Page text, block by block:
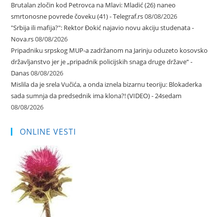
Brutalan zločin kod Petrovca na Mlavi: Mladić (26) naneo
smrtonosne povrede čoveku (41) - Telegraf.rs08/08/2026
"Srbija ili mafija?": Rektor Đokić najavio novu akciju studenata -
Nova.rs08/08/2026
Pripadniku srpskog MUP-a zadržanom na Jarinju oduzeto kosovsko
državljanstvo jer je „pripadnik policijskih snaga druge države“ -
Danas08/08/2026
Mislila da je srela Vučića, a onda iznela bizarnu teoriju: Blokaderka
sada sumnja da predsednik ima klona?! (VIDEO) - 24sedam
08/08/2026
ONLINE VESTI